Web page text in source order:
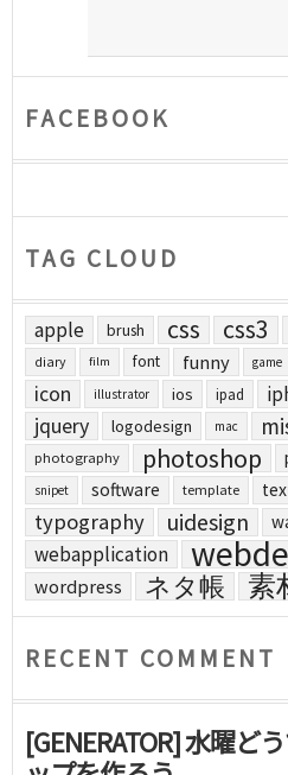
FACEBOOK
TAG CLOUD
apple brush css css3
diary film font funny game
icon illustrator ios ipad
jquery logodesign mac
photography photoshop
snipet software template
typography uidesign
webapplication
wordpress ネタ帳 素
RECENT COMMENT
[GENERATOR] 水曜ど